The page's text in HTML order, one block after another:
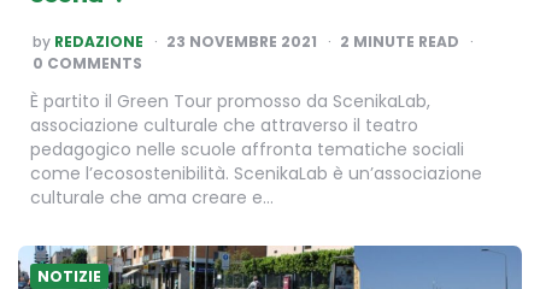
POSTED
BY
by REDAZIONE 23 NOVEMBRE 2021 2 MINUTE READ
0 COMMENTS
È partito il Green Tour promosso da ScenikaLab,
associazione culturale che attraverso il teatro
pedagogico nelle scuole affronta tematiche sociali
come l’ecosostenibilità. ScenikaLab è un’associazione
culturale che ama creare e…
NOTIZIE